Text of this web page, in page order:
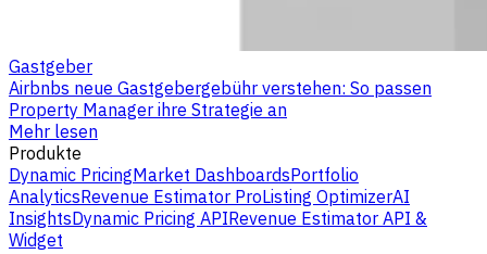
Gastgeber
Airbnbs neue Gastgebergebühr verstehen: So passen
Property Manager ihre Strategie an
Mehr lesen
Produkte
Dynamic PricingMarket DashboardsPortfolio
AnalyticsRevenue Estimator ProListing OptimizerAI
InsightsDynamic Pricing APIRevenue Estimator API &
Widget